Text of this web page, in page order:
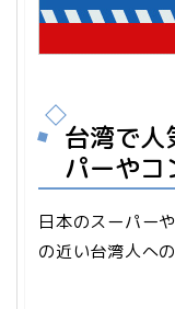
台湾で人
パーやコ
日本のスーパー
の近い台湾人へ